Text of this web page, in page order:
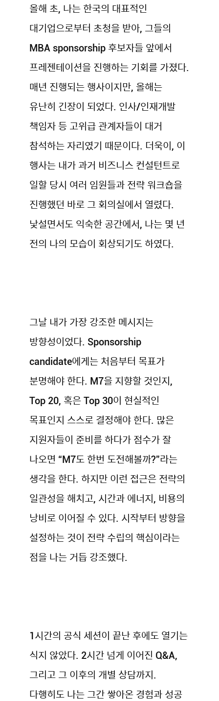
올해 초, 나는 한국의 대표적인
대기업으로부터 초청을 받아, 그들의
MBA sponsorship 후보자들 앞에서
프레젠테이션을 진행하는 기회를 가졌다.
매년 진행되는 행사이지만, 올해는
유난히 긴장이 되었다. 인사/인재개발
책임자 등 고위급 관계자들이 대거
참석하는 자리였기 때문이다. 더욱이, 이
행사는 내가 과거 비즈니스 컨설턴트로
일할 당시 여러 임원들과 전략 워크숍을
진행했던 바로 그 회의실에서 열렸다.
낯설면서도 익숙한 공간에서, 나는 몇 년
전의 나의 모습이 회상되기도 하였다.
그날 내가 가장 강조한 메시지는
방향성이었다. Sponsorship
candidate에게는 처음부터 목표가
분명해야 한다. M7을 지향할 것인지,
Top 20, 혹은 Top 30이 현실적인
목표인지 스스로 결정해야 한다. 많은
지원자들이 준비를 하다가 점수가 잘
나오면 “M7도 한번 도전해볼까?”라는
생각을 한다. 하지만 이런 접근은 전략의
일관성을 해치고, 시간과 에너지, 비용의
낭비로 이어질 수 있다. 시작부터 방향을
설정하는 것이 전략 수립의 핵심이라는
점을 나는 거듭 강조했다.
1시간의 공식 세션이 끝난 후에도 열기는
식지 않았다. 2시간 넘게 이어진 Q&A,
그리고 그 이후의 개별 상담까지.
다행히도 나는 그간 쌓아온 경험과 성공